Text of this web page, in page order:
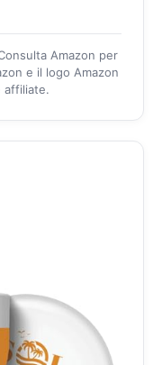
Amazon per
e il logo Amazon
affiliate.